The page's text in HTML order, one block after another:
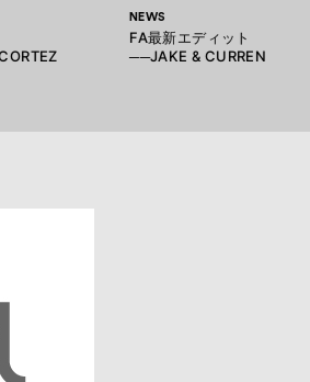
NEWS
FA最新エディット
──JAKE & CURREN